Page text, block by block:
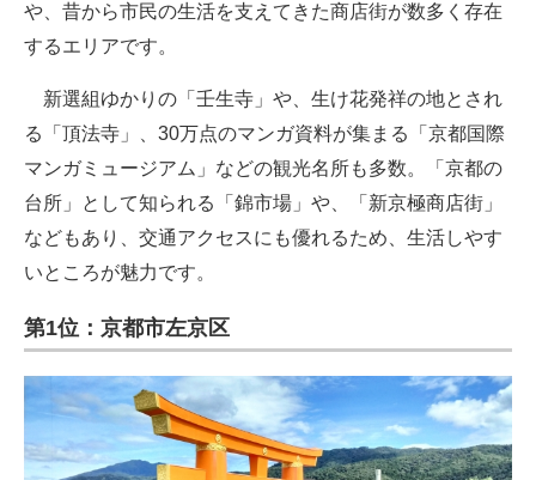
や、昔から市民の生活を支えてきた商店街が数多く存在
するエリアです。
新選組ゆかりの「壬生寺」や、生け花発祥の地とされ
る「頂法寺」、30万点のマンガ資料が集まる「京都国際
マンガミュージアム」などの観光名所も多数。「京都の
台所」として知られる「錦市場」や、「新京極商店街」
などもあり、交通アクセスにも優れるため、生活しやす
いところが魅力です。
第1位：京都市左京区